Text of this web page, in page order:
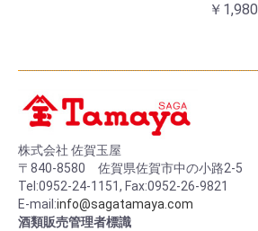
￥1,980
株式会社 佐賀玉屋
〒840-8580 佐賀県佐賀市中の小路2-5
Tel:0952-24-1151, Fax:0952-26-9821
E-mail:info@sagatamaya.com
酒類販売管理者標識